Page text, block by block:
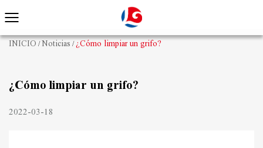
INICIO /Noticias / ¿Cómo limpiar un grifo?
¿Cómo limpiar un grifo?
2022-03-18